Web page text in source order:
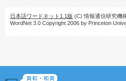
日本語ワードネット1.1版 (C) 情報通信研究機
WordNet 3.0 Copyright 2006 by Princeton